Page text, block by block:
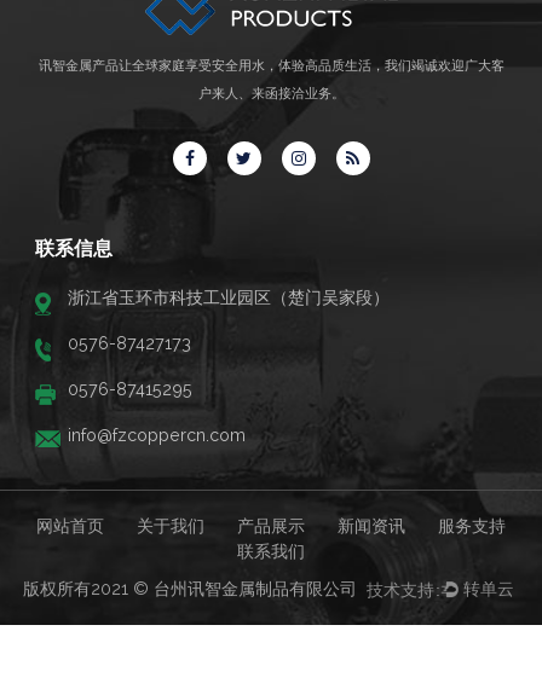
讯智金属产品让全球家庭享受安全用水，体验高品质生活，我们竭诚欢迎广大客
户来人、来函接洽业务。
联系信息
浙江省玉环市科技工业园区（楚门吴家段）
0576-87427173
0576-87415295
info@fzcoppercn.com
网站首页 关于我们 产品展示 新闻资讯
服务支持
联系我们
版权所有2021 © 台州讯智金属制品有限公司